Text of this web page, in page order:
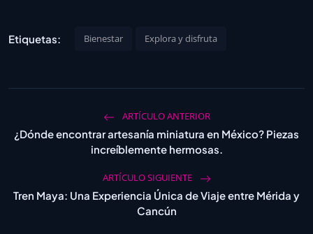
Etiquetas: Bienestar Explora y disfruta
ARTÍCULO ANTERIOR
¿Dónde encontrar artesanía miniatura en México? Piezas
increíblemente hermosas.
ARTÍCULO SIGUIENTE
Tren Maya: Una Experiencia Única de Viaje entre Mérida y
Cancún